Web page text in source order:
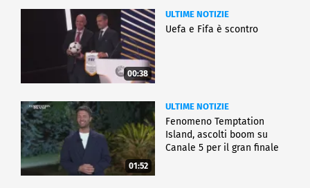
00:38
ULTIME NOTIZIE
Uefa e Fifa è scontro
01:52
ULTIME NOTIZIE
Fenomeno Temptation
Island, ascolti boom su
Canale 5 per il gran finale